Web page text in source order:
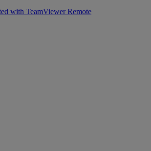
with TeamViewer Remote